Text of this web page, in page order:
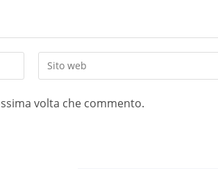
volta che commento.